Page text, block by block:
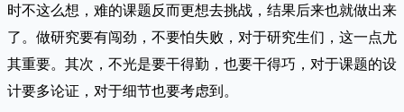
时不这么想，难的课题反而更想去挑战，结果后来也就做出来
了。做研究要有闯劲，不要怕失败，对于研究生们，这一点尤
其重要。其次，不光是要干得勤，也要干得巧，对于课题的设
计要多论证，对于细节也要考虑到。